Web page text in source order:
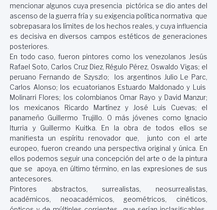
mencionar algunos cuya presencia pictórica se dio antes del
ascenso de la guerra fría y su exigencia política normativa que
sobrepasara los límites de los hechos reales, y cuya influencia
es decisiva en diversos campos estéticos de generaciones
posteriores.
En todo caso, fueron pintores como los venezolanos Jesús
Rafael Soto, Carlos Cruz Diez, Régulo Pérez, Oswaldo Vigas; el
peruano Fernando de Szyszlo; los argentinos Julio Le Parc,
Carlos Alonso; los ecuatorianos Estuardo Maldonado y Luis
Molinarri Flores; los colombianos Omar Rayo y David Manzur;
los mexicanos Ricardo Martínez y José Luis Cuevas; el
panameño Guillermo Trujillo. O más jóvenes como Ignacio
Iturria y Guillermo Kuitka. En la obra de todos ellos se
manifiesta un espíritu renovador que, junto con el arte
europeo, fueron creando una perspectiva original y única. En
ellos podemos seguir una concepción del arte o de la pintura
que se apoya, en último término, en las expresiones de sus
antecesores.
Pintores abstractos, surrealistas, neosurrealistas,
académicos, neoacadémicos, geométricos, cinéticos,